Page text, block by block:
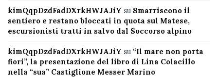
kimQqpDzdFadDXrkHWJAJiY su Smarriscono il
sentiero e restano bloccati in quota sul Matese,
escursionisti tratti in salvo dal Soccorso alpino
kimQqpDzdFadDXrkHWJAJiY su “Il mare non porta
fiori”, la presentazione del libro di Lina Colacillo
nella “sua” Castiglione Messer Marino